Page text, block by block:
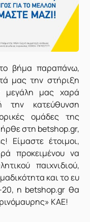
βήμα παραπάνω,
μας την στήριξη
μεγάλη μας χαρά
την κατεύθυνση
ομάδες της
στη betshop.gr,
Είμαστε έτοιμοι,
προκειμένου να
παιχνιδιού,
και το ευ
20, η betshop.gr θα
ΚΑΕ!